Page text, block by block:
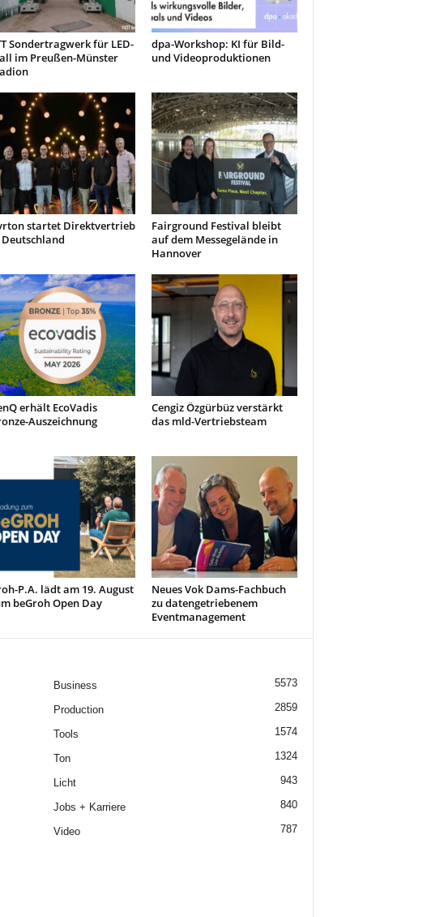
Sondertragwerk für LED-
im Preußen-Münster
dpa-Workshop: KI für Bild-
und Videoproduktionen
startet Direktvertrieb
Fairground Festival bleibt
auf dem Messegelände in
Hannover
erhält EcoVadis
Auszeichnung
Cengiz Özgürbüz verstärkt
das mld-Vertriebsteam
P.A. lädt am 19. August
beGroh Open Day
Neues Vok Dams-Fachbuch
zu datengetriebenem
Eventmanagement
Business 5573
Production 2859
Tools 1574
Ton 1324
Licht 943
Jobs + Karriere 840
Video 787